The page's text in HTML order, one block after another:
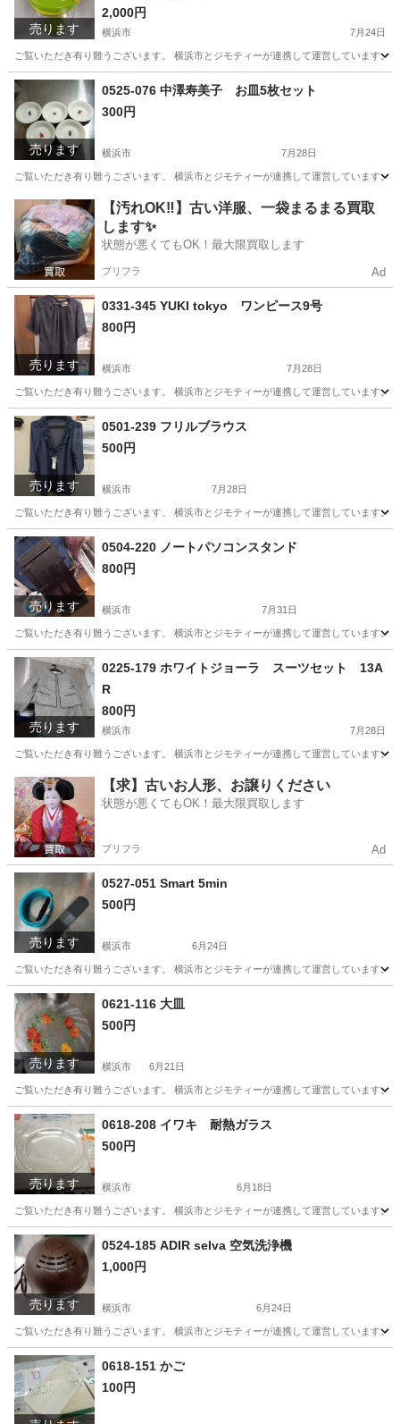
売ります
2,000円
横浜市 7月24日
ご覧いただき有り難うございます。 横浜市とジモティーが連携して運営していま
神奈川 横浜市 リユース
売ります
0525-076 中澤寿美子 お皿5枚セット
300円
横浜市 7月28日
ご覧いただき有り難うございます。 横浜市とジモティーが連携して運営していま
神奈川 横浜市 食器 リユース
【汚れOK‼️】古い洋服、一袋まるまる買取
します✨
状態が悪くてもOK！最大限買取します
プリフラ Ad
売ります
0331-345 YUKI tokyo ワンピース9号
800円
横浜市 7月28日
ご覧いただき有り難うございます。 横浜市とジモティーが連携して運営していま
神奈川 横浜市 服/ファッション
売ります
0501-239 フリルブラウス
500円
横浜市 7月28日
ご覧いただき有り難うございます。 横浜市とジモティーが連携して運営していま
神奈川 横浜市 服/ファッション
売ります
0504-220 ノートパソコンスタンド
800円
横浜市 7月31日
ご覧いただき有り難うございます。 横浜市とジモティーが連携して運営していま
神奈川 横浜市
売ります
0225-179 ホワイトジョーラ スーツセット 13A
R
800円
横浜市 7月28日
ご覧いただき有り難うございます。 横浜市とジモティーが連携して運営しています
神奈川 服/ファッション ホワイトジョーラ
【求】古いお人形、お譲りください
状態が悪くてもOK！最大限買取します
プリフラ Ad
売ります
0527-051 Smart 5min
500円
横浜市 6月24日
ご覧いただき有り難うございます。 横浜市とジモティーが連携して運営していま
神奈川 横浜市
売ります
0621-116 大皿
500円
横浜市 6月21日
ご覧いただき有り難うございます。 横浜市とジモティーが連携して運営していま
神奈川 横浜市 リユース
売ります
0618-208 イワキ 耐熱ガラス
500円
横浜市 6月18日
ご覧いただき有り難うございます。 横浜市とジモティーが連携して運営していま
神奈川 横浜市
売ります
0524-185 ADIR selva 空気洗浄機
1,000円
横浜市 6月24日
ご覧いただき有り難うございます。 横浜市とジモティーが連携して運営していま
神奈川 横浜市 季節、空調家電
0618-151 かご
100円